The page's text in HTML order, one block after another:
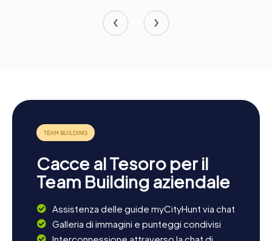
Cacce al Tesoro per il
Team Building aziendale
Assistenza delle guide myCityHunt via chat
Galleria di immagini e punteggi condivisi